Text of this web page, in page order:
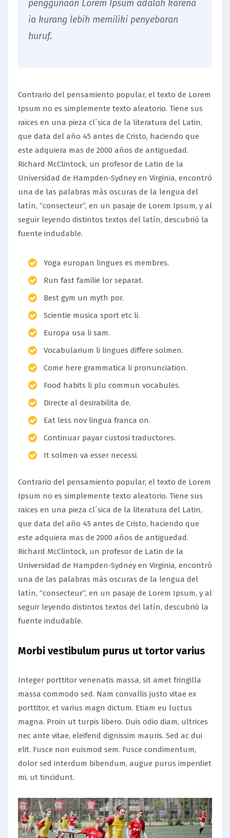
penggunaan Lorem Ipsum adalah karena
ia kurang lebih memiliki penyebaran
huruf.
Contrario del pensamiento popular, el texto de Lorem
Ipsum no es simplemente texto aleatorio. Tiene sus
raices en una pieza cl´sica de la literatura del Latin,
que data del año 45 antes de Cristo, haciendo que
este adquiera mas de 2000 años de antiguedad.
Richard McClintock, un profesor de Latin de la
Universidad de Hampden-Sydney en Virginia, encontró
una de las palabras más oscuras de la lengua del
latín, “consecteur”, en un pasaje de Lorem Ipsum, y al
seguir leyendo distintos textos del latín, descubrió la
fuente indudable.
Yoga europan lingues es membres.
Run fast familie lor separat.
Best gym un myth por.
Scientie musica sport etc li.
Europa usa li sam.
Vocabularium li lingues differe solmen.
Come here grammatica li pronunciation.
Food habits li plu commun vocabules.
Directe al desirabilita de.
Eat less nov lingua franca on.
Continuar payar custosi traductores.
It solmen va esser necessi.
Contrario del pensamiento popular, el texto de Lorem
Ipsum no es simplemente texto aleatorio. Tiene sus
raices en una pieza cl´sica de la literatura del Latin,
que data del año 45 antes de Cristo, haciendo que
este adquiera mas de 2000 años de antiguedad.
Richard McClintock, un profesor de Latin de la
Universidad de Hampden-Sydney en Virginia, encontró
una de las palabras más oscuras de la lengua del
latín, “consecteur”, en un pasaje de Lorem Ipsum, y al
seguir leyendo distintos textos del latín, descubrió la
fuente indudable.
Morbi vestibulum purus ut tortor varius
Integer porttitor venenatis massa, sit amet fringilla
massa commodo sed. Nam convallis justo vitae ex
porttitor, et varius magn dictum. Etiam eu luctus
magna. Proin ut turpis libero. Duis odio diam, ultrices
nec ante vitae, eleifend dignissim mauris. Sed ac dui
elit. Fusce non euismod sem. Fusce condimentum,
dolor sed interdum bibendum, augue purus imperdiet
mi, ut tincidunt.